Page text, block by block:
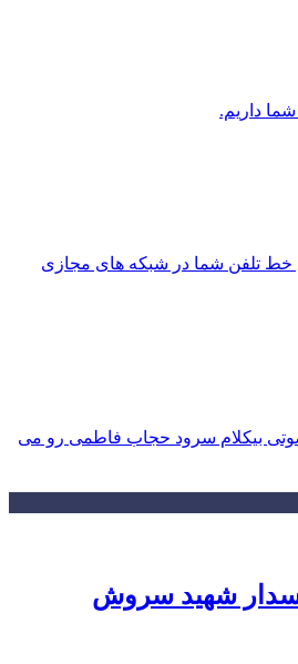
داریم.
خط تلفن شما در شبکه های مجازی
بیکلام سرود حجاب فاطمی رو می
پاسدار شهید سروش